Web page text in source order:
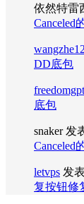
依然特雷
Canceled
DD底包
freedomgpt
底包
snaker发
Canceled
letvps 发
复按钮修